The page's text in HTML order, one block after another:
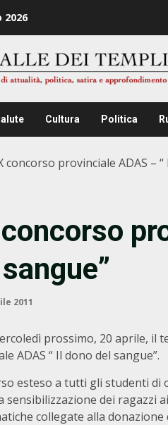
2026
Cultura Politica
concorso provinciale ADAS –
2011
prossimo, 20 aprile, il
ADAS “ Il dono del sangue”.
esteso a tutti gli studenti di
sensibilizzazione dei ragazzi
collegate alla donazione